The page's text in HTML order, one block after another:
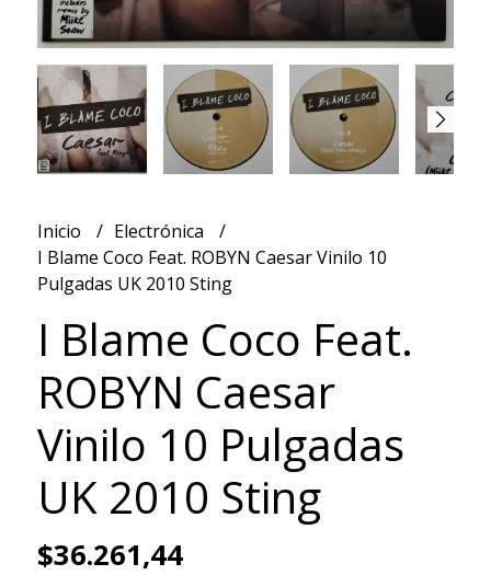
Inicio
Electrónica
I Blame Coco Feat. ROBYN Caesar Vinilo 10
Pulgadas UK 2010 Sting
I Blame Coco Feat.
ROBYN Caesar
Vinilo 10 Pulgadas
UK 2010 Sting
$36.261,44